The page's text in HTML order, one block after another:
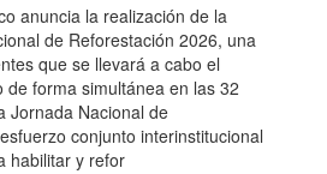
anuncia la realización de la
de Reforestación 2026, una
que se llevará a cabo el
de forma simultánea en las 32
Jornada Nacional de
conjunto interinstitucional
habilitar y refor